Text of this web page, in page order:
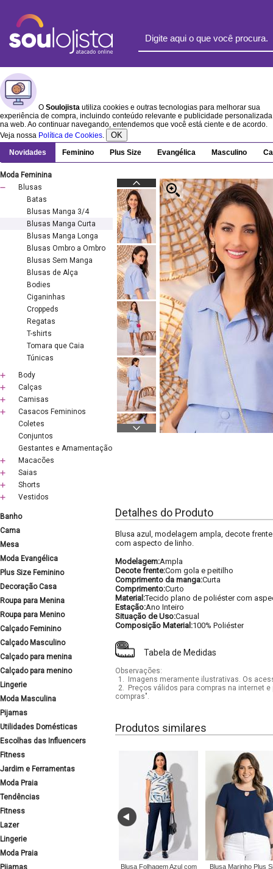
O Soulojista utiliza cookies e outras tecnologias para melhorar sua
experiência de compra, incluindo conteúdo relevante e publicidade personalizada
na web. Ao continuar navegando, entendemos que você está ciente e de acordo.
Veja nossa Política de Cookies. OK
Novidades Feminino Plus Size Evangélica Masculino
Moda Feminina
Blusas
Batas
Blusas Manga 3/4
Blusas Manga Curta
Blusas Manga Longa
Blusas Ombro a Ombro
Blusas Sem Manga
Blusas de Alça
Bodies
Ciganinhas
Croppeds
Regatas
T-shirts
Tomara que Caia
Túnicas
Body
Calças
Camisas
Casacos Femininos
Coletes
Conjuntos
Gestantes e Amamentação
Macacões
Saias
Shorts
Vestidos
Banho
Cama
Mesa
Moda Evangélica
Plus Size Feminino
Decoração Casa
Roupa para Menina
Roupa para Menino
Calçado Feminino
Calçado Masculino
Calçado para menina
Calçado para menino
Lingerie
Moda Masculina
Pijamas
Utilidades Domésticas
Escolhas das Influencers
Fitness
Jardim e Ferramentas
Moda Praia
Tendências
Fitness
Lazer
Lingerie
Moda Praia
Pijamas
Detalhes do Produto
Blusa azul, modelagem ampla, decote
com aspecto de linho.
Modelagem:Ampla
Decote frente:Com gola e peitilho
Comprimento da manga:Curta
Comprimento:Curto
Material:Tecido plano de poliéster com
Estação:Ano Inteiro
Situação de Uso:Casual
Composição Material:100% Poliéster
Tabela de Medidas
Observações:
1.
Imagens meramente ilustrativas. Os
2.
Preços válidos para compras na internet
compras".
Produtos similares
Blusa Folhagem Azul com
Blusa Marinho Plus